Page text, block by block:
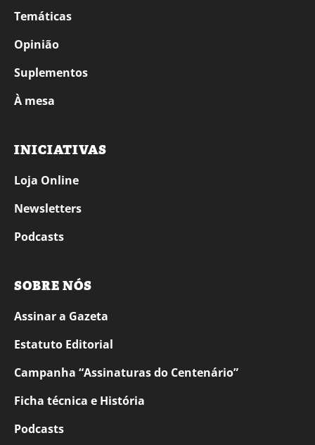
Temáticas
Opinião
Suplementos
À mesa
INICIATIVAS
Loja Online
Newsletters
Podcasts
SOBRE NÓS
Assinar a Gazeta
Estatuto Editorial
Campanha “Assinaturas do Centenário”
Ficha técnica e História
Podcasts